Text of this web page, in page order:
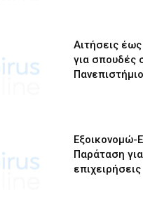
Αιτήσεις
για σπουδές
Εξοικονομώ-
Παράταση
επιχειρήσεις